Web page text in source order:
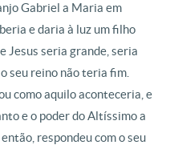
Gabriel a Maria em
e daria à luz um filho
Jesus seria grande, seria
seu reino não teria fim.
como aquilo aconteceria, e
e o poder do Altíssimo a
respondeu com o seu